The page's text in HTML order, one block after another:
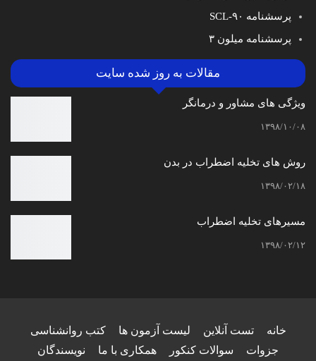
پرسشنامه SCL-۹۰
پرسشنامه میلون ۳
مقالات به روز شده سایت
ویژگی های مشاور و درمانگر
۱۳۹۸/۱۰/۰۸
روش های تخلیه اضطراب در بدن
۱۳۹۸/۰۲/۱۸
مسیرهای تخلیه اضطراب
۱۳۹۸/۰۲/۱۲
خانه تست آنلاین لیست آزمون ها
کتب روانشناسی
جزوات
سوالات کنکور همکاری با ما نویسندگان